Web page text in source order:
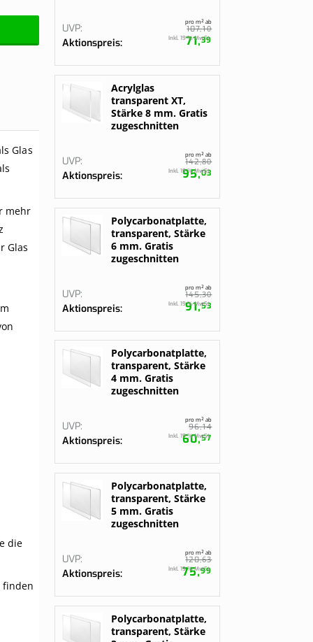
Glas
mehr
Glas
die
finden
UVP 107,10
Aktionspreis
pro m² ab
71,39
Inkl. 19 % MwSt.
Acrylglas
transparent XT,
Stärke 8 mm. Gratis
zugeschnitten
UVP 142,80
Aktionspreis
pro m² ab
95,03
Inkl. 19 % MwSt.
Polycarbonatplatte,
transparent, Stärke
6 mm. Gratis
zugeschnitten
UVP 145,30
Aktionspreis
pro m² ab
91,53
Inkl. 19 % MwSt.
Polycarbonatplatte,
transparent, Stärke
4 mm. Gratis
zugeschnitten
UVP 96,14
Aktionspreis
pro m² ab
60,57
Inkl. 19 % MwSt.
Polycarbonatplatte,
transparent, Stärke
5 mm. Gratis
zugeschnitten
UVP 120,63
Aktionspreis
pro m² ab
75,99
Inkl. 19 % MwSt.
Polycarbonatplatte,
transparent, Stärke